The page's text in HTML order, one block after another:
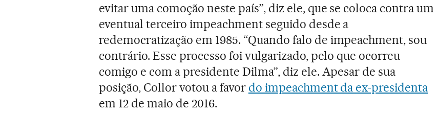
evitar uma comoção neste país”, diz ele, que se coloca contra um
eventual terceiro impeachment seguido desde a
redemocratização em 1985. “Quando falo de impeachment, sou
contrário. Esse processo foi vulgarizado, pelo que ocorreu
comigo e com a presidente Dilma”, diz ele. Apesar de sua
posição, Collor votou a favor do impeachment da ex-presidenta
em 12 de maio de 2016.